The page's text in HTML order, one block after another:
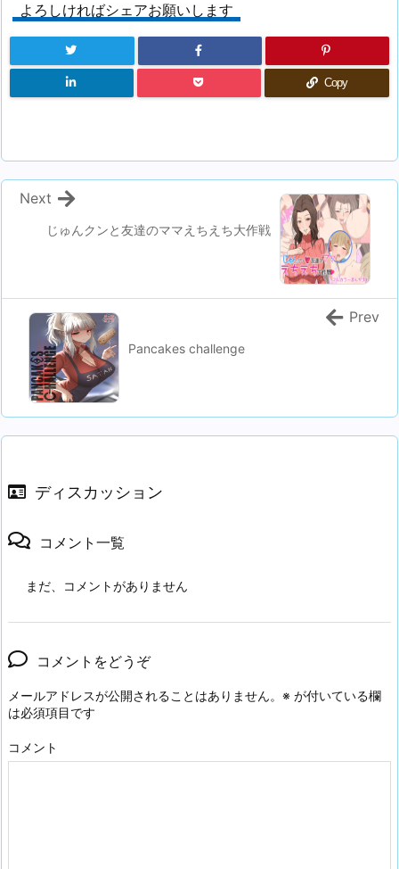
よろしければシェアお願いします
Copy
じゅんクンと友達のママえちえち大作戦
Next
Pancakes challenge
Prev
ディスカッション
コメント一覧
まだ、コメントがありません
コメントをどうぞ
メールアドレスが公開されることはありません。 ※ が付いている欄
は必須項目です
コメント